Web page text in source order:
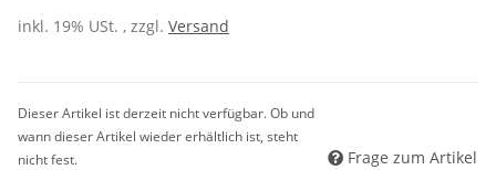
inkl. 19% USt. , zzgl. Versand
Dieser Artikel ist derzeit nicht verfügbar. Ob und
wann dieser Artikel wieder erhältlich ist, steht
nicht fest.
Frage zum Artikel